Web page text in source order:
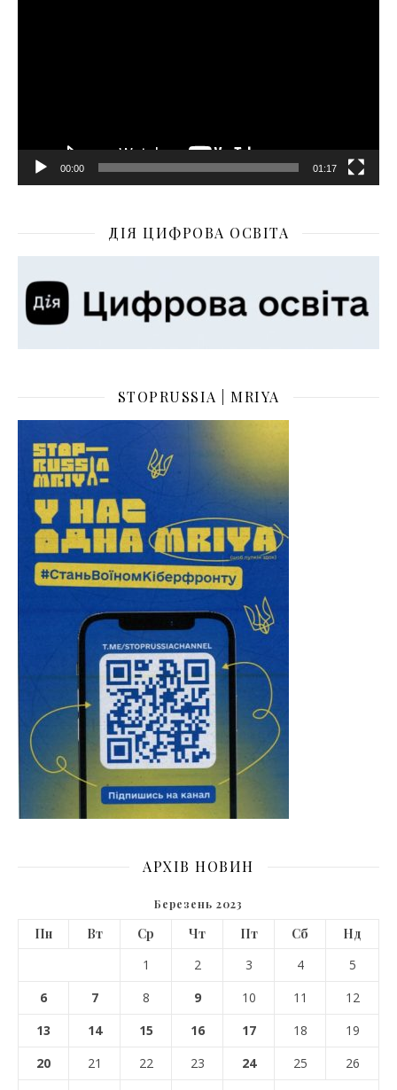
00:00 01:17
ДІЯ ЦИФРОВА ОСВІТА
STOPRUSSIA | MRIYA
АРХІВ НОВИН
Березень 2023
Пн Вт Ср Чт Пт Сб
Нд
1
2 3 4
5
6
7 8 9 10 11
12
13
14 15 16 17 18
19
20
21 22 23 24 25
26